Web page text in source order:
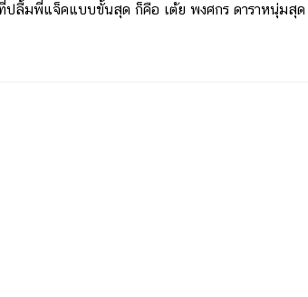
ปลื้มพี่แจ็คแบบขั้นสุด ก็คือ เต้ย พงศกร ดาราหนุ่มสุด